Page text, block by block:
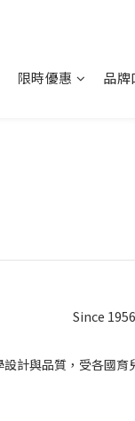
限時優惠 品牌
Since
計與品質，受各國